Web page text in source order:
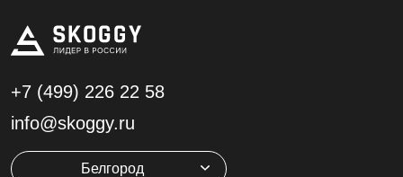
+7 (499) 226 22 58
info@skoggy.ru
Белгород